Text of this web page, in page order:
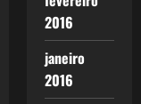
2016
janeiro
2016